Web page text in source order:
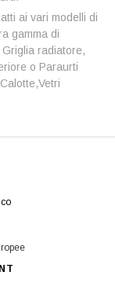
ai vari modelli di
gamma di
radiatore,
o Paraurti